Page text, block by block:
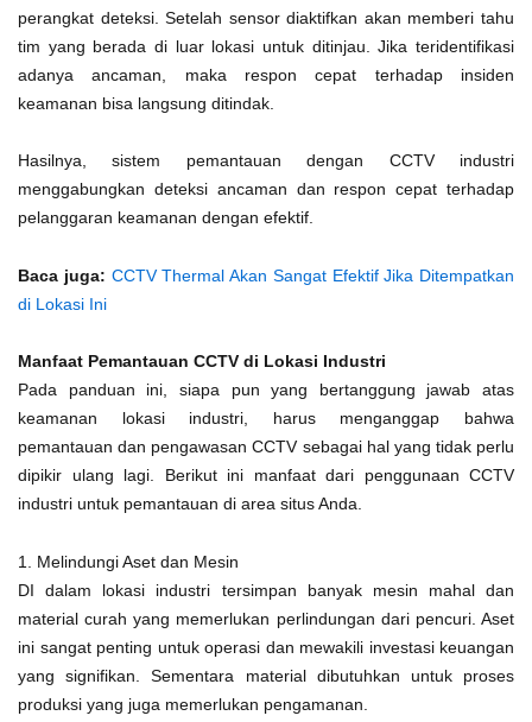
perangkat deteksi. Setelah sensor diaktifkan akan memberi tahu
tim yang berada di luar lokasi untuk ditinjau. Jika teridentifikasi
adanya ancaman, maka respon cepat terhadap insiden
keamanan bisa langsung ditindak.
Hasilnya, sistem pemantauan dengan CCTV industri
menggabungkan deteksi ancaman dan respon cepat terhadap
pelanggaran keamanan dengan efektif.
Baca juga: CCTV Thermal Akan Sangat Efektif Jika Ditempatkan
di Lokasi Ini
Manfaat Pemantauan CCTV di Lokasi Industri
Pada panduan ini, siapa pun yang bertanggung jawab atas
keamanan lokasi industri, harus menganggap bahwa
pemantauan dan pengawasan CCTV sebagai hal yang tidak perlu
dipikir ulang lagi. Berikut ini manfaat dari penggunaan CCTV
industri untuk pemantauan di area situs Anda.
1. Melindungi Aset dan Mesin
DI dalam lokasi industri tersimpan banyak mesin mahal dan
material curah yang memerlukan perlindungan dari pencuri. Aset
ini sangat penting untuk operasi dan mewakili investasi keuangan
yang signifikan. Sementara material dibutuhkan untuk proses
produksi yang juga memerlukan pengamanan.